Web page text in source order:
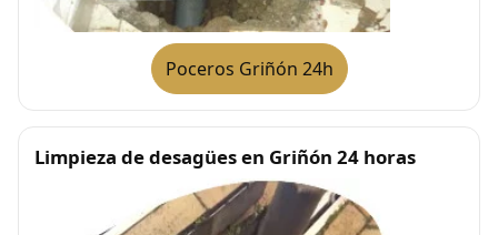
Poceros Griñón 24h
Limpieza de desagües en Griñón 24 horas